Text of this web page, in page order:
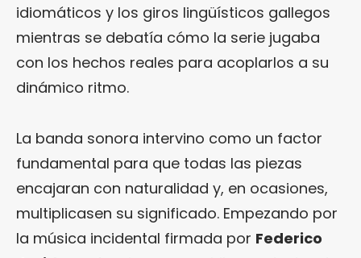
idiomáticos y los giros lingüísticos gallegos
mientras se debatía cómo la serie jugaba
con los hechos reales para acoplarlos a su
dinámico ritmo.
La banda sonora intervino como un factor
fundamental para que todas las piezas
encajaran con naturalidad y, en ocasiones,
multiplicasen su significado. Empezando por
la música incidental firmada por Federico